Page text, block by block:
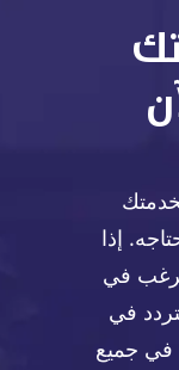
إذا
في
في
في جميع